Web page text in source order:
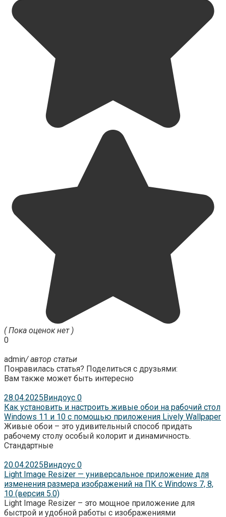
( Пока оценок нет )
0
admin/ автор статьи
Понравилась статья? Поделиться с друзьями:
Вам также может быть интересно
28.04.2025Виндоус 0
Как установить и настроить живые обои на рабочий стол
Windows 11 и 10 с помощью приложения Lively Wallpaper
Живые обои – это удивительный способ придать
рабочему столу особый колорит и динамичность.
Стандартные
20.04.2025Виндоус 0
Light Image Resizer — универсальное приложение для
изменения размера изображений на ПК с Windows 7, 8,
10 (версия 5.0)
Light Image Resizer – это мощное приложение для
быстрой и удобной работы с изображениями